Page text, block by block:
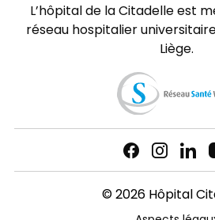
L’hôpital de la Citadelle est
réseau hospitalier
Liège.
© 2026 Hôpital